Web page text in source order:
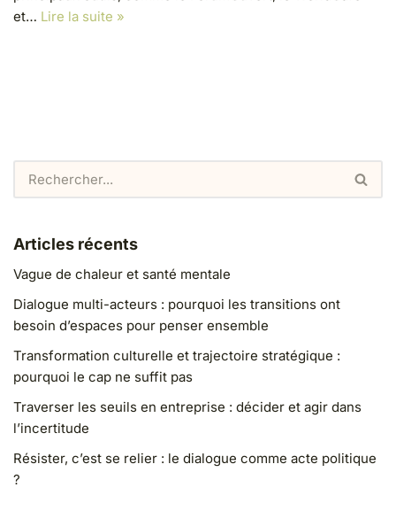
et… Lire la suite »
Articles récents
Vague de chaleur et santé mentale
Dialogue multi-acteurs : pourquoi les transitions ont
besoin d’espaces pour penser ensemble
Transformation culturelle et trajectoire stratégique :
pourquoi le cap ne suffit pas
Traverser les seuils en entreprise : décider et agir dans
l’incertitude
Résister, c’est se relier : le dialogue comme acte politique
?